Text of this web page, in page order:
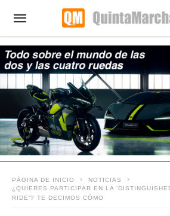
PÁGINA DE INICIO
NOTICIAS
¿QUIERES PARTICIPAR EN LA
RIDE’? TE DECIMOS CÓMO